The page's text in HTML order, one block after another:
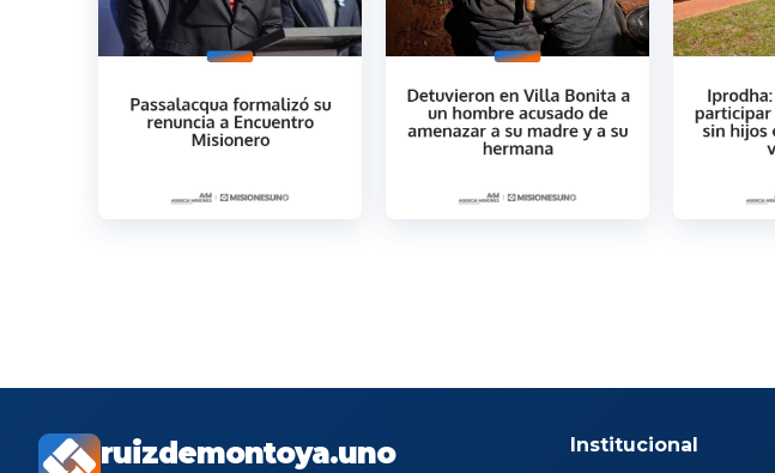
ruizdemontoya.uno Institucional